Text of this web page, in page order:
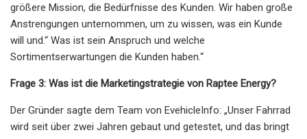
größere Mission, die Bedürfnisse des Kunden. Wir haben große
Anstrengungen unternommen, um zu wissen, was ein Kunde
will und.“ Was ist sein Anspruch und welche
Sortimentserwartungen die Kunden haben.“
Frage 3: Was ist die Marketingstrategie von Raptee Energy?
Der Gründer sagte dem Team von EvehicleInfo: „Unser Fahrrad
wird seit über zwei Jahren gebaut und getestet, und das bringt